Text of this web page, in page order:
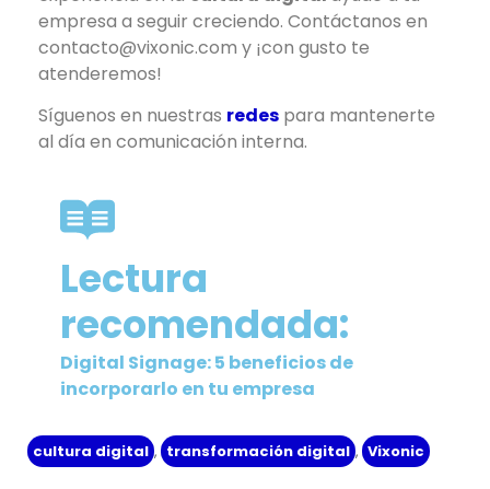
empresa a seguir creciendo. Contáctanos en
contacto@vixonic.com y ¡con gusto te
atenderemos!
Síguenos en nuestras redes para mantenerte
al día en comunicación interna.
Lectura
recomendada:
Digital Signage: 5 beneficios de
incorporarlo en tu empresa
cultura digital , transformación digital , Vixonic